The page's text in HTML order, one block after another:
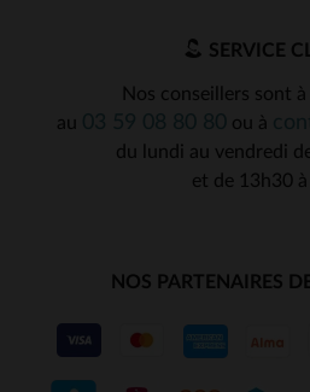
SERVICE
Nos conseillers sont
au
ou à
du lundi au vendredi
et de 13h30 à
NOS PARTENAIRES